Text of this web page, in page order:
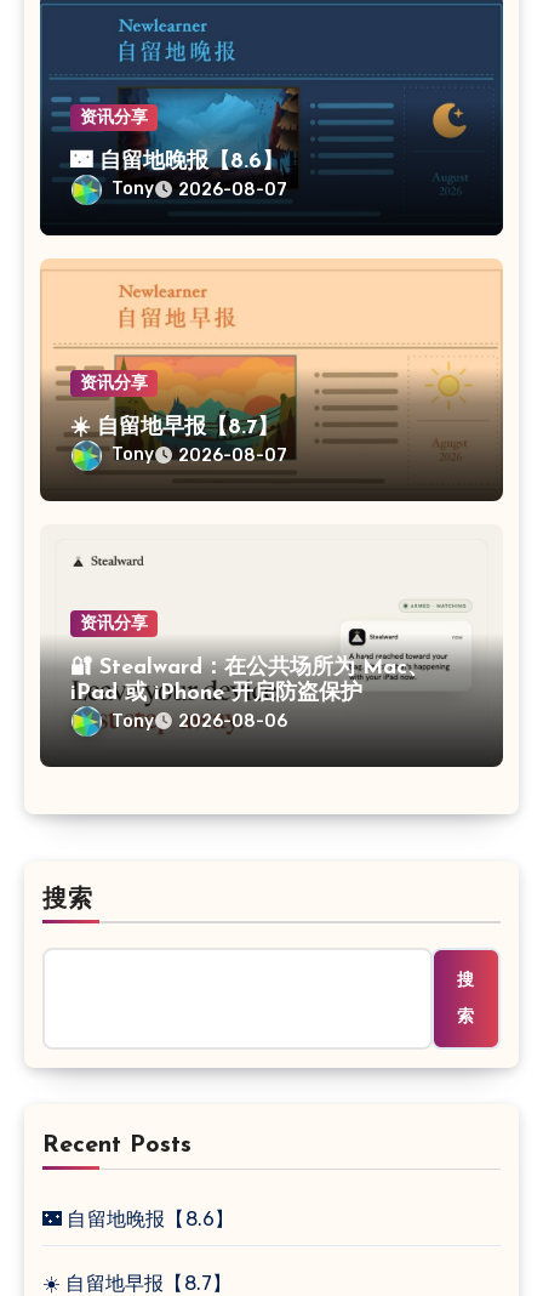
资讯分享
🌃 自留地晚报【8.6】
Tony 2026-08-07
资讯分享
☀️ 自留地早报【8.7】
Tony 2026-08-07
资讯分享
🔐 Stealward：在公共场所为 Mac、
iPad 或 iPhone 开启防盗保护
Tony 2026-08-06
搜索
搜
索
Recent Posts
🌃 自留地晚报【8.6】
☀️ 自留地早报【8.7】